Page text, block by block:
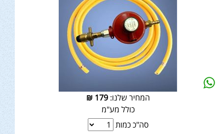
המחיר שלנו:179
₪
כולל מע"מ
סה"כ כמות